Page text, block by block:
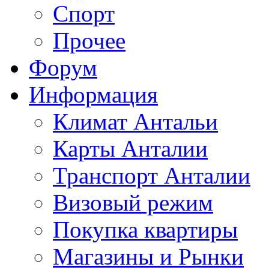
Спорт
Прочее
Форум
Информация
Климат Антальи
Карты Анталии
Транспорт Анталии
Визовый режим
Покупка квартиры
Магазины и Рынки